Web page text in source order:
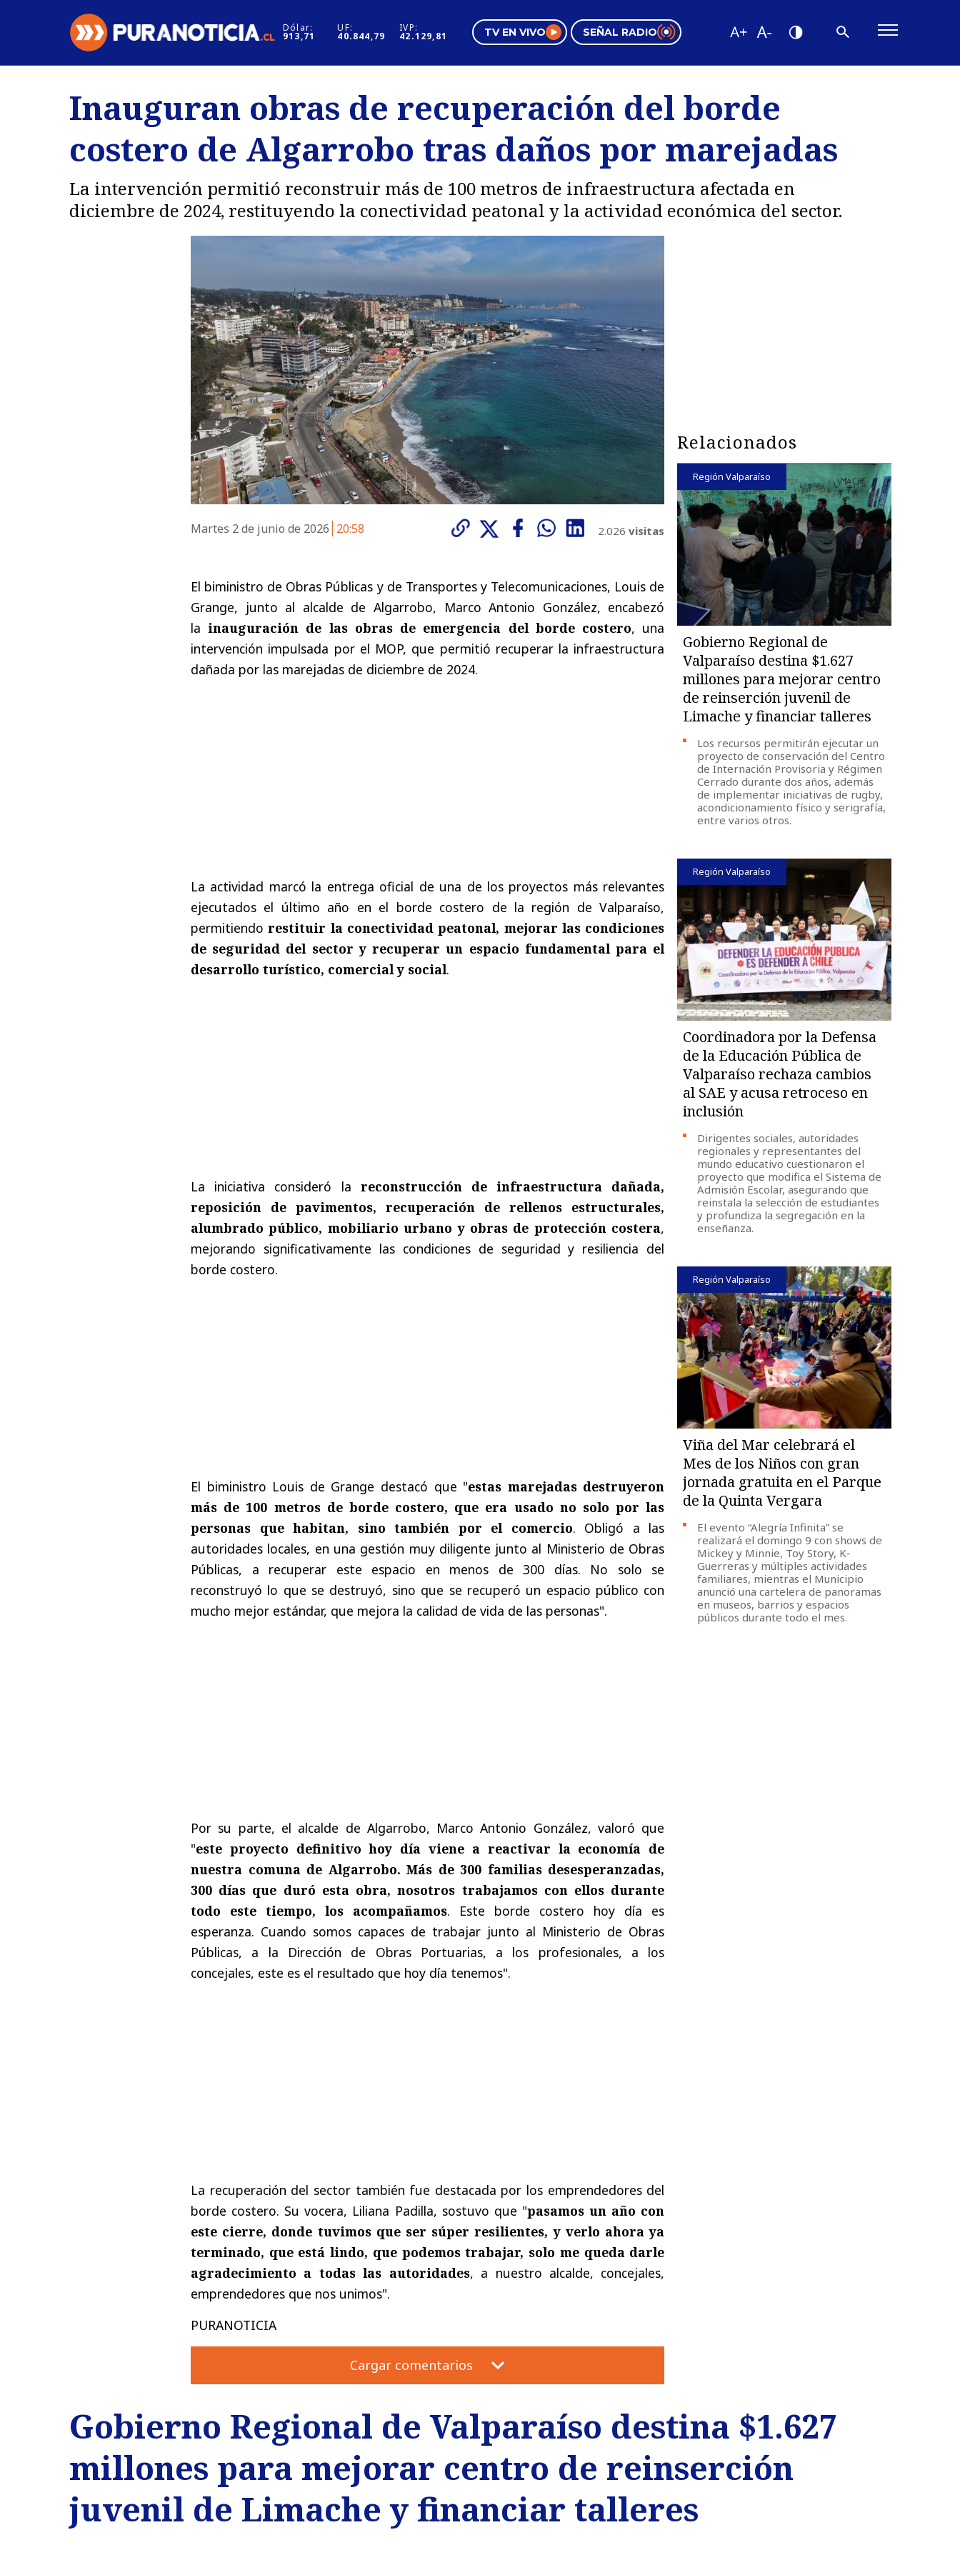
Dólar:
913,71
UF:
40.844,79
IVP:
42.129,81 TV EN VIVO SEÑAL RADIO
Regiones
Deportes
Internacional
Motores
Negocios
Pura Mujer
Tendencias
Videos
Inauguran obras de recuperación del borde
costero de Algarrobo tras daños por marejadas
La intervención permitió reconstruir más de 100 metros de infraestructura afectada en
diciembre de 2024, restituyendo la conectividad peatonal y la actividad económica del sector.
Martes 2 de junio de 2026 20:58 2.026 visitas
El biministro de Obras Públicas y de Transportes y Telecomunicaciones, Louis de
Grange, junto al alcalde de Algarrobo, Marco Antonio González, encabezó
lainauguración de las obras de emergencia del borde costero, una
intervención impulsada por el MOP, que permitió recuperar la infraestructura
dañada por las marejadas de diciembre de 2024.
La actividad marcó la entrega oficial de una de los proyectos más relevantes
ejecutados el último año en el borde costero de la región de Valparaíso,
permitiendo restituir la conectividad peatonal, mejorar las condiciones
de seguridad del sector y recuperar un espacio fundamental para el
desarrollo turístico, comercial y social.
La iniciativa consideró la reconstrucción de infraestructura dañada,
reposición de pavimentos, recuperación de rellenos estructurales,
alumbrado público, mobiliario urbano y obras de protección costera,
mejorando significativamente las condiciones de seguridad y resiliencia del
borde costero.
El biministro Louis de Grange destacó que "estas marejadas destruyeron
más de 100 metros de borde costero, que era usado no solo por las
personas que habitan, sino también por el comercio. Obligó a las
autoridades locales, en una gestión muy diligente junto al Ministerio de Obras
Públicas, a recuperar este espacio en menos de 300 días. No solo se
reconstruyó lo que se destruyó, sino que se recuperó un espacio público con
mucho mejor estándar, que mejora la calidad de vida de las personas".
Por su parte, el alcalde de Algarrobo, Marco Antonio González, valoró que
"este proyecto definitivo hoy día viene a reactivar la economía de
nuestra comuna de Algarrobo. Más de 300 familias desesperanzadas,
300 días que duró esta obra, nosotros trabajamos con ellos durante
todo este tiempo, los acompañamos. Este borde costero hoy día es
esperanza. Cuando somos capaces de trabajar junto al Ministerio de Obras
Públicas, a la Dirección de Obras Portuarias, a los profesionales, a los
concejales, este es el resultado que hoy día tenemos".
La recuperación del sector también fue destacada por los emprendedores del
borde costero. Su vocera, Liliana Padilla, sostuvo que "pasamos un año con
este cierre, donde tuvimos que ser súper resilientes, y verlo ahora ya
terminado, que está lindo, que podemos trabajar, solo me queda darle
agradecimiento a todas las autoridades, a nuestro alcalde, concejales,
emprendedores que nos unimos".
PURANOTICIA
Cargar comentarios
Relacionados
Región Valparaíso
Gobierno Regional de
Valparaíso destina $1.627
millones para mejorar centro
de reinserción juvenil de
Limache y financiar talleres
Los recursos permitirán ejecutar un
proyecto de conservación del Centro
de Internación Provisoria y Régimen
Cerrado durante dos años, además
de implementar iniciativas de rugby,
acondicionamiento físico y serigrafía,
entre varios otros.
Región Valparaíso
Coordinadora por la Defensa
de la Educación Pública de
Valparaíso rechaza cambios
al SAE y acusa retroceso en
inclusión
Dirigentes sociales, autoridades
regionales y representantes del
mundo educativo cuestionaron el
proyecto que modifica el Sistema de
Admisión Escolar, asegurando que
reinstala la selección de estudiantes
y profundiza la segregación en la
enseñanza.
Región Valparaíso
Viña del Mar celebrará el
Mes de los Niños con gran
jornada gratuita en el Parque
de la Quinta Vergara
El evento “Alegría Infinita” se
realizará el domingo 9 con shows de
Mickey y Minnie, Toy Story, K-
Guerreras y múltiples actividades
familiares, mientras el Municipio
anunció una cartelera de panoramas
en museos, barrios y espacios
públicos durante todo el mes.
Gobierno Regional de Valparaíso destina $1.627
millones para mejorar centro de reinserción
juvenil de Limache y financiar talleres